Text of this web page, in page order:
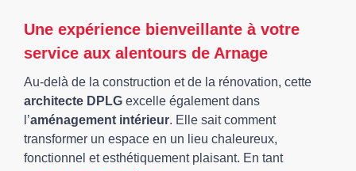
Une expérience bienveillante à votre
service aux alentours de Arnage
Au-delà de la construction et de la rénovation, cette
architecte DPLG excelle également dans
l’aménagement intérieur. Elle sait comment
transformer un espace en un lieu chaleureux,
fonctionnel et esthétiquement plaisant. En tant